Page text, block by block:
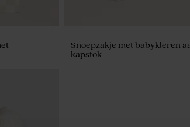
Snoepzakje met babykleren
kapstok